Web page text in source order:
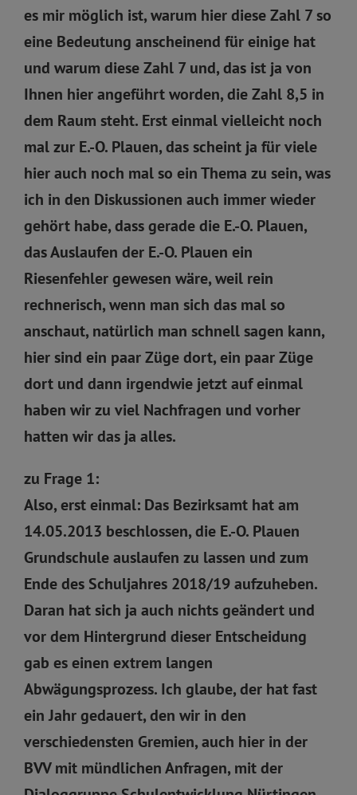
es mir möglich ist, warum hier diese Zahl 7 so
eine Bedeutung anscheinend für einige hat
und warum diese Zahl 7 und, das ist ja von
Ihnen hier angeführt worden, die Zahl 8,5 in
dem Raum steht. Erst einmal vielleicht noch
mal zur E.-O. Plauen, das scheint ja für viele
hier auch noch mal so ein Thema zu sein, was
ich in den Diskussionen auch immer wieder
gehört habe, dass gerade die E.-O. Plauen,
das Auslaufen der E.-O. Plauen ein
Riesenfehler gewesen wäre, weil rein
rechnerisch, wenn man sich das mal so
anschaut, natürlich man schnell sagen kann,
hier sind ein paar Züge dort, ein paar Züge
dort und dann irgendwie jetzt auf einmal
haben wir zu viel Nachfragen und vorher
hatten wir das ja alles.
zu Frage 1:
Also, erst einmal: Das Bezirksamt hat am
14.05.2013 beschlossen, die E.-O. Plauen
Grundschule auslaufen zu lassen und zum
Ende des Schuljahres 2018/19 aufzuheben.
Daran hat sich ja auch nichts geändert und
vor dem Hintergrund dieser Entscheidung
gab es einen extrem langen
Abwägungsprozess. Ich glaube, der hat fast
ein Jahr gedauert, den wir in den
verschiedensten Gremien, auch hier in der
BVV mit mündlichen Anfragen, mit der